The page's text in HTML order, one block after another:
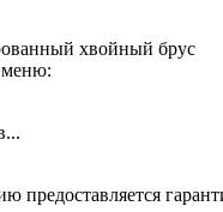
хвойный брус
меню:
предоставляется